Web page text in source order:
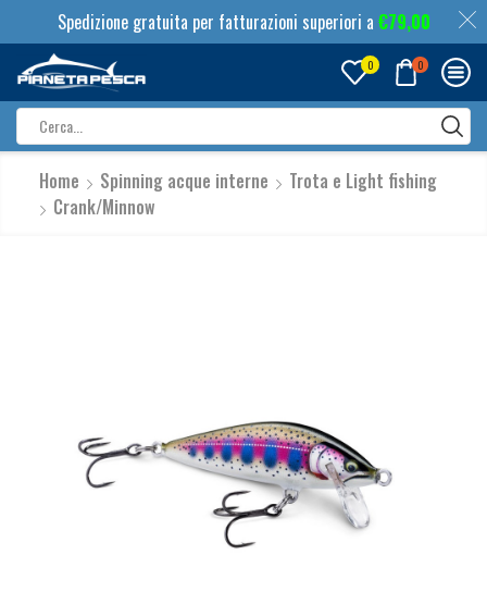
Spedizione gratuita per fatturazioni superiori a €79,00
0 0
input
Home Spinning acque interne
Trota e Light fishing
Crank/Minnow